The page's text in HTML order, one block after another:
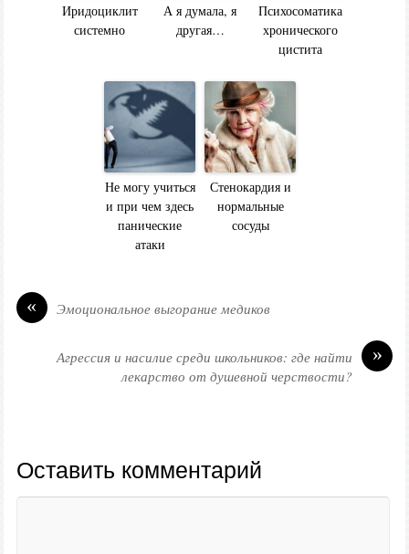
Иридоциклит
системно
А я думала, я
другая…
Психосоматика
хронического
цистита
Не могу учиться
и при чем здесь
панические
атаки
Стенокардия и
нормальные
сосуды
« Эмоциональное выгорание медиков
»
Агрессия и насилие среди школьников: где найти
лекарство от душевной черствости?
Оставить комментарий